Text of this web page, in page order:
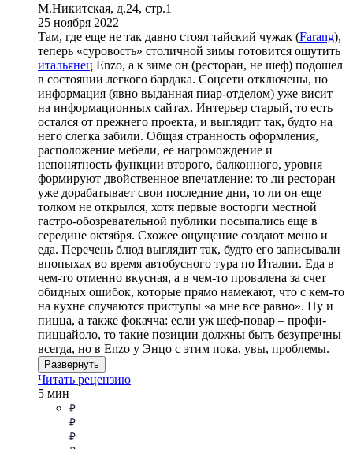
М.Никитская, д.24, стр.1
25 ноября 2022
Там, где еще не так давно стоял тайский чужак (Farang),
теперь «суровость» столичной зимы готовится ощутить
итальянец Enzo, а к зиме он (ресторан, не шеф) подошел
в состоянии легкого бардака. Соцсети отключены, но
информация (явно выданная пиар-отделом) уже висит
на информационных сайтах. Интерьер старый, то есть
остался от прежнего проекта, и выглядит так, будто на
него слегка забили. Общая странность оформления,
расположение мебели, ее нагромождение и
непонятность функции второго, балконного, уровня
формируют двойственное впечатление: то ли ресторан
уже дорабатывает свои последние дни, то ли он еще
толком не открылся, хотя первые восторги местной
гастро-обозревательной публики посыпались еще в
середине октября. Схожее ощущение создают меню и
еда. Перечень блюд выглядит так, будто его записывали
впопыхах во время автобусного тура по Италии. Еда в
чем-то отменно вкусная, а в чем-то провалена за счет
обидных ошибок, которые прямо намекают, что с кем-то
на кухне случаются приступы «а мне все равно». Ну и
пицца, а также фокачча: если уж шеф-повар – профи-
пиццайоло, то такие позиции должны быть безупречны
всегда, но в Enzo у Энцо с этим пока, увы, проблемы.
Развернуть
Читать рецензию
5 мин